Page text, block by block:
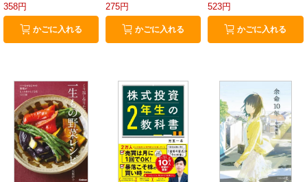
358円
かごに入れる
275円
かごに入れる
523円
かごに入れる